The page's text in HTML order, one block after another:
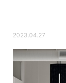
2023.04.27